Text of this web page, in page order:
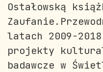
Ostałowską
latach 2009-2018
projekty
badawcze w